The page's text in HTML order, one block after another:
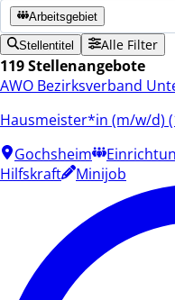
Arbeitsgebiet
Stellentitel Alle Filter
119 Stellenangebote
AWO Bezirksverband
Hausmeister*in (m/w/d)
Gochsheim
Hilfskraft
Minijob